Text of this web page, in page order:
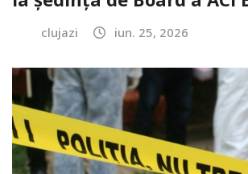
clujazi iun. 25, 2026